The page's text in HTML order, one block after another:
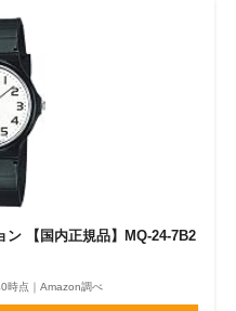
ン 【国内正規品】MQ-24-7B2
時点｜Amazon調べ